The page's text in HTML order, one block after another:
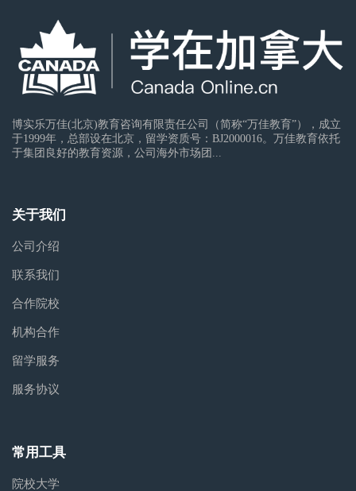
博实乐万佳(北京)教育咨询有限责任公司（简称“万佳教育”），成立
于1999年，总部设在北京，留学资质号：BJ2000016。万佳教育依托
于集团良好的教育资源，公司海外市场团...
关于我们
公司介绍
联系我们
合作院校
机构合作
留学服务
服务协议
常用工具
院校大学